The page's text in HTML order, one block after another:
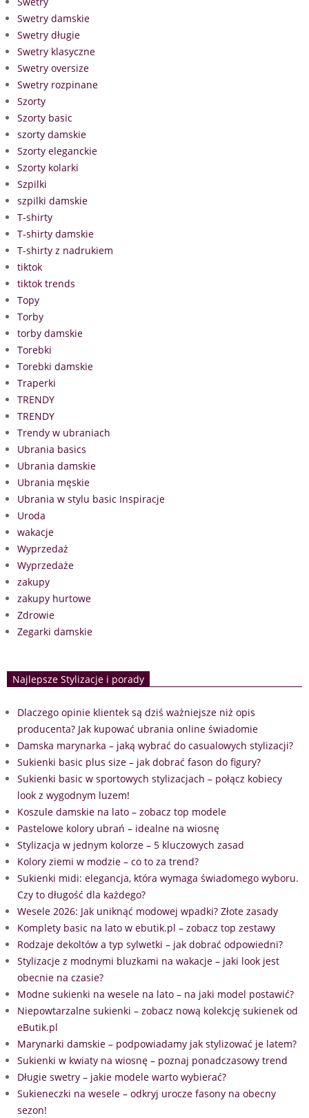
Swetry damskie
Swetry długie
Swetry klasyczne
Swetry oversize
Swetry rozpinane
Szorty
Szorty basic
szorty damskie
Szorty eleganckie
Szorty kolarki
Szpilki
szpilki damskie
T-shirty
T-shirty damskie
T-shirty z nadrukiem
tiktok
tiktok trends
Topy
Torby
torby damskie
Torebki
Torebki damskie
Traperki
TRENDY
TRENDY
Trendy w ubraniach
Ubrania basics
Ubrania damskie
Ubrania męskie
Ubrania w stylu basic Inspiracje
Uroda
wakacje
Wyprzedaż
Wyprzedaże
zakupy
zakupy hurtowe
Zdrowie
Zegarki damskie
Najlepsze Stylizacje i porady
Dlaczego opinie klientek są dziś ważniejsze niż opis
producenta? Jak kupować ubrania online świadomie
Damska marynarka – jaką wybrać do casualowych stylizacji?
Sukienki basic plus size – jak dobrać fason do figury?
Sukienki basic w sportowych stylizacjach – połącz kobiecy
look z wygodnym luzem!
Koszule damskie na lato – zobacz top modele
Pastelowe kolory ubrań – idealne na wiosnę
Stylizacja w jednym kolorze – 5 kluczowych zasad
Kolory ziemi w modzie – co to za trend?
Sukienki midi: elegancja, która wymaga świadomego wyboru.
Czy to długość dla każdego?
Wesele 2026: Jak uniknąć modowej wpadki? Złote zasady
Komplety basic na lato w ebutik.pl – zobacz top zestawy
Rodzaje dekoltów a typ sylwetki – jak dobrać odpowiedni?
Stylizacje z modnymi bluzkami na wakacje – jaki look jest
obecnie na czasie?
Modne sukienki na wesele na lato – na jaki model postawić?
Niepowtarzalne sukienki – zobacz nową kolekcję sukienek od
eButik.pl
Marynarki damskie – podpowiadamy jak stylizować je latem?
Sukienki w kwiaty na wiosnę – poznaj ponadczasowy trend
Długie swetry – jakie modele warto wybierać?
Sukieneczki na wesele – odkryj urocze fasony na obecny
sezon!